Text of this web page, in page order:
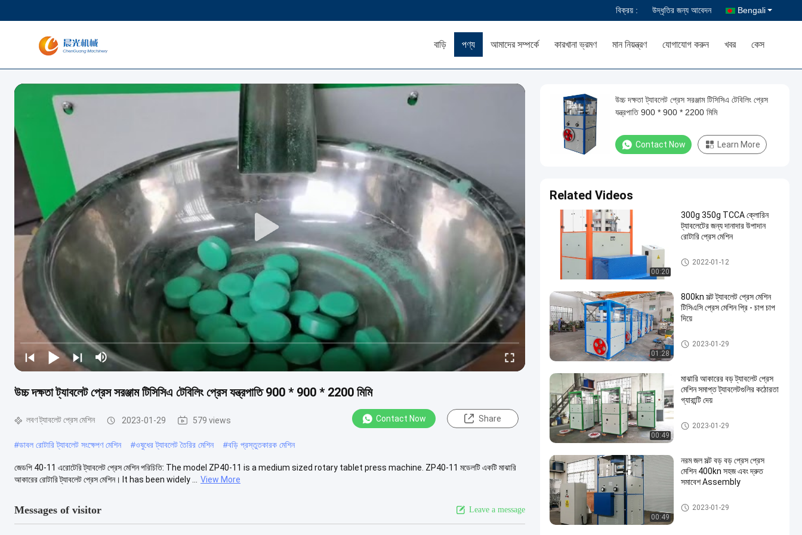
বিক্রয় : উদ্ধৃতির জন্য আবেদন Bengali
বাড়ি পণ্য আমাদের সম্পর্কে কারখানা ভ্রমণ মান নিয়ন্ত্রণ যোগাযোগ করুন খবর কেস
উচ্চ দক্ষতা ট্যাবলেট প্রেস সরঞ্জাম টিসিসিএ টেবিলিং প্রেস যন্ত্রপাতি 900 * 900 * 2200 মিমি
লবণ ট্যাবলেট প্রেস মেশিন 2023-01-29 579 views Contact Now Share
#ডাবল রোটারি ট্যাবলেট সংক্ষেপণ মেশিন #ওষুধের ট্যাবলেট তৈরির মেশিন #বড়ি প্রস্তুতকারক মেশিন
জেডপি 40-11 এরোটেরি ট্যাবলেট প্রেস মেশিন পরিচিতি: The model ZP40-11 is a medium sized rotary tablet press machine. ZP40-11 মডেলটি একটি মাঝারি
আকারের রোটারি ট্যাবলেট প্রেস মেশিন। It has been widely ...
View More
Messages of visitor Leave a message
উচ্চ দক্ষতা ট্যাবলেট প্রেস সরঞ্জাম টিসিসিএ টেবিলিং প্রেস
যন্ত্রপাতি 900 * 900 * 2200 মিমি
Contact Now Learn More
Related Videos
00:20
300g 350g TCCA ক্লোরিন
ট্যাবলেটের জন্য দানাদার উপাদান
রোটারি প্রেস মেশিন
লবণ ট্যাবলেট প্রেস মেশিন
2022-01-12
01:28
800kn সল্ট ট্যাবলেট প্রেস মেশিন
টিসিএসি প্রেস মেশিন প্রি - চাপ চাপ
দিয়ে
লবণ ট্যাবলেট প্রেস মেশিন
2023-01-29
00:49
মাঝারি আকারের বড় ট্যাবলেট প্রেস
মেশিন সমাপ্ত ট্যাবলেটগুলির কঠোরতা
গ্যারান্টি দেয়
লবণ ট্যাবলেট প্রেস মেশিন
2023-01-29
00:49
নরম জল সল্ট বড় বড় প্রেস প্রেস
মেশিন 400kn সহজ এবং দ্রুত
সমাবেশ Assembly
লবণ ট্যাবলেট প্রেস মেশিন
2023-01-29